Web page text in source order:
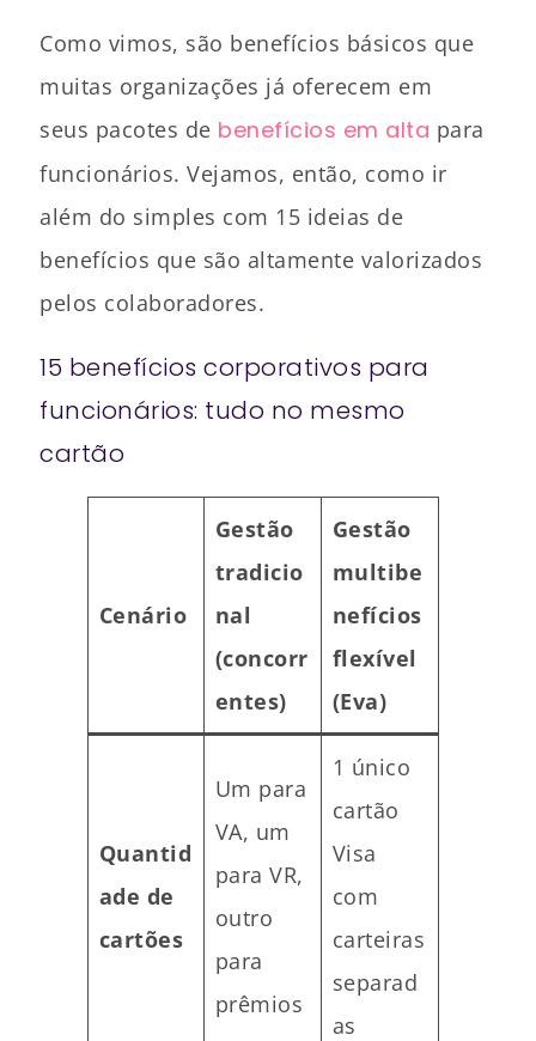
Como vimos, são benefícios básicos que
muitas organizações já oferecem em
seus pacotes de benefícios em alta para
funcionários. Vejamos, então, como ir
além do simples com 15 ideias de
benefícios que são altamente valorizados
pelos colaboradores.
15 benefícios corporativos para
funcionários: tudo no mesmo
cartão
Cenário
Gestão
tradicio
nal
(concorr
entes)
Gestão
multibe
nefícios
flexível
(Eva)
Quantid
ade de
cartões
Um para
VA, um
para VR,
outro
para
prêmios
1 único
cartão
Visa
com
carteiras
separad
as